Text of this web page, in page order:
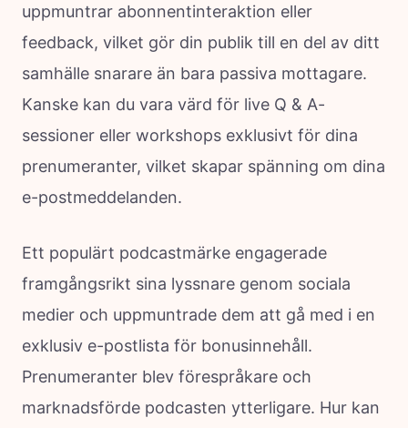
uppmuntrar abonnentinteraktion eller
feedback, vilket gör din publik till en del av ditt
samhälle snarare än bara passiva mottagare.
Kanske kan du vara värd för live Q & A-
sessioner eller workshops exklusivt för dina
prenumeranter, vilket skapar spänning om dina
e-postmeddelanden.
Ett populärt podcastmärke engagerade
framgångsrikt sina lyssnare genom sociala
medier och uppmuntrade dem att gå med i en
exklusiv e-postlista för bonusinnehåll.
Prenumeranter blev förespråkare och
marknadsförde podcasten ytterligare. Hur kan